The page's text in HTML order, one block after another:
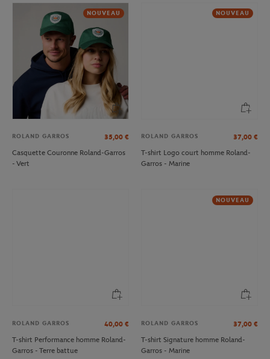
NOUVEAU
ROLAND GARROS 35,00 €
Casquette Couronne Roland-Garros
- Vert
NOUVEAU
ROLAND GARROS 37,00 €
T-shirt Logo court homme Roland-
Garros - Marine
ROLAND GARROS 40,00 €
T-shirt Performance homme Roland-
Garros - Terre battue
NOUVEAU
ROLAND GARROS 37,00 €
T-shirt Signature homme Roland-
Garros - Marine